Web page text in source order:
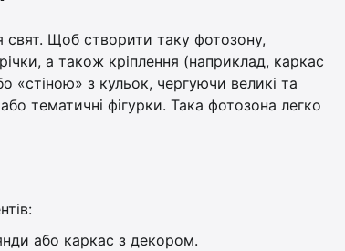
свят. Щоб створити таку фотозону,
а також кріплення (наприклад, каркас
«стіною» з кульок, чергуючи великі та
тематичні фігурки. Така фотозона легко
або каркас з декором.